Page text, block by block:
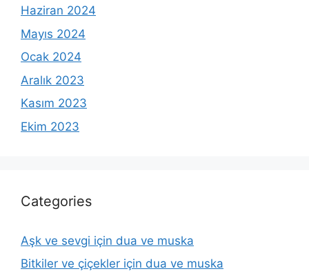
Haziran 2024
Mayıs 2024
Ocak 2024
Aralık 2023
Kasım 2023
Ekim 2023
Categories
Aşk ve sevgi için dua ve muska
Bitkiler ve çiçekler için dua ve muska